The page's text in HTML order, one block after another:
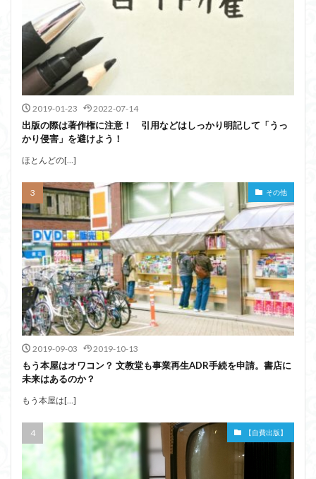
2019-01-23 2022-07-14
出版の際は著作権に注意！ 引用などはしっかり明記して「うっ
かり侵害」を避けよう！
ほとんどの[…]
その他
2019-09-03 2019-10-13
もう本屋はオワコン？ 文教堂も事業再生ADR手続を申請。書店に
未来はあるのか？
もう本屋は[…]
【自費出版】